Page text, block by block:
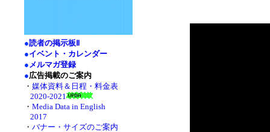
●読者の掲示板Ⅱ
●イベント・カレンダー
●メルマガ登録
●広告掲載のご案内
・ 媒体資料＆日程・料金表
2020-2021
・ Media Data in English
2017
・ バナー・サイズのご案内